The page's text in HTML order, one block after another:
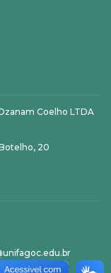
Coelho LTDA
20